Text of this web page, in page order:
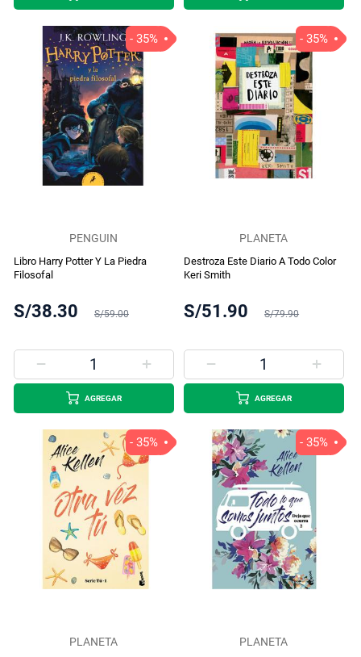
PENGUIN
Libro Harry Potter Y La Piedra
Filosofal
S/38.30 S/59.00
- 35%
AGREGAR
PLANETA
Destroza Este Diario A Todo Color
Keri Smith
S/51.90 S/79.90
- 35%
AGREGAR
PLANETA
- 35%
PLANETA
- 35%